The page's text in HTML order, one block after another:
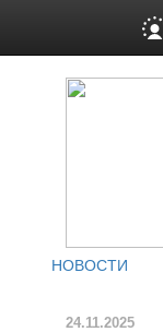
НОВОСТИ
24.11.2025